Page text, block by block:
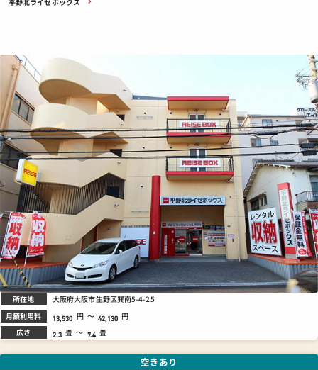
所在地 大阪府大阪市生野区巽南5-4-25
月額利用料 13,530 円 ～ 42,130 円
広さ 2.3 畳 ～ 7.4 畳
空きあり